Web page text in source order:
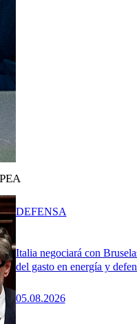
Italia negociará con
del gasto en energía y
05.08.2026
DEFENSA